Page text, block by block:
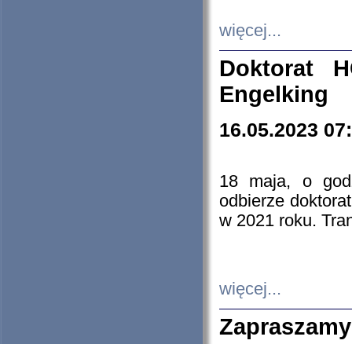
więcej...
Doktorat
Engelking
16.05.2023
18 maja, o
odbierze
w 2021 roku.
więcej...